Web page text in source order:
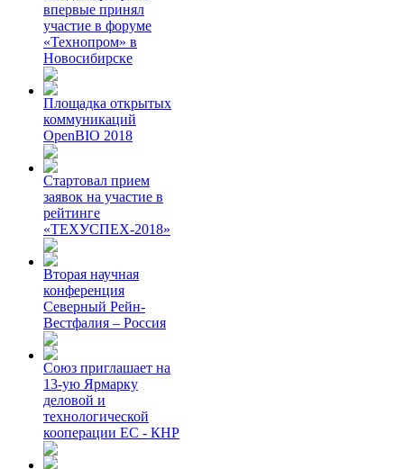
впервые принял
участие в форуме
«Технопром» в
Новосибирске
Площадка открытых
коммуникаций
OpenBIO 2018
Стартовал прием
заявок на участие в
рейтинге
«ТЕХУСПЕХ-2018»
Вторая научная
конференция
Северный Рейн-
Вестфалия – Россия
Союз приглашает на
13-ую Ярмарку
деловой и
технологической
кооперации ЕС - КНР